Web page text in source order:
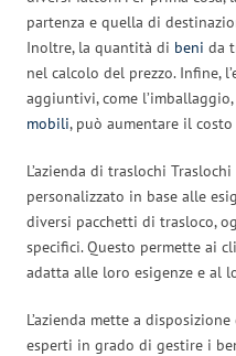
partenza e quella di
Inoltre, la quantità di beni da
nel calcolo del prezzo. Infine,
aggiuntivi, come
mobili, può aumentare il
L’azienda di traslochi
personalizzato in base alle
diversi pacchetti di trasloco,
specifici. Questo permette ai
adatta alle loro esigenze e al
L’azienda mette a
esperti in grado di gestire i